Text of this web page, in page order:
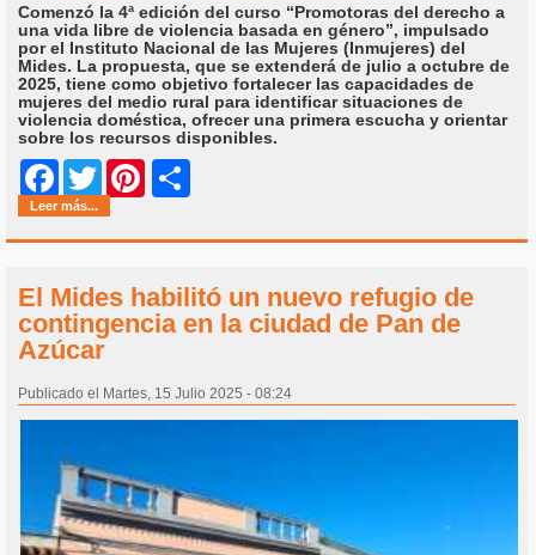
Comenzó la 4ª edición del curso “Promotoras del derecho a
una vida libre de violencia basada en género”, impulsado
por el Instituto Nacional de las Mujeres (Inmujeres) del
Mides. La propuesta, que se extenderá de julio a octubre de
2025, tiene como objetivo fortalecer las capacidades de
mujeres del medio rural para identificar situaciones de
violencia doméstica, ofrecer una primera escucha y orientar
sobre los recursos disponibles.
Facebook
Twitter Pinterest
Leer más...
El Mides habilitó un nuevo refugio de
contingencia en la ciudad de Pan de
Azúcar
Publicado el Martes, 15 Julio 2025 - 08:24